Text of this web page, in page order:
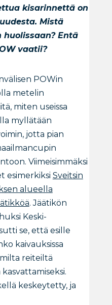
kisarinnettä on
Mistä
Entä
vaatii?
POWin
metelin
miten useissa
myllätään
jotta pian
Viimeisimmäksi
esimerkiksi Sveitsin
alueella
. Jäätikön
Keski-
se, että esille
kaivauksissa
reiteiltä
keskeytetty, ja